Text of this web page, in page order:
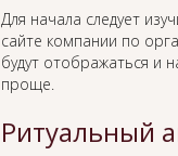
Для начала следует
сайте компании по
будут отображаться и
проще.
Ритуальный